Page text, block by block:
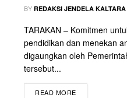
BY REDAKSI JENDELA KALTARA
TARAKAN – Komitmen
pendidikan dan menekan
digaungkan oleh
tersebut...
READ MORE